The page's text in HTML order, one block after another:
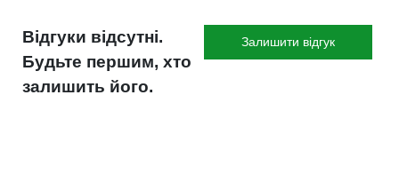
Відгуки відсутні.
Будьте першим, хто
залишить його.
Залишити відгук